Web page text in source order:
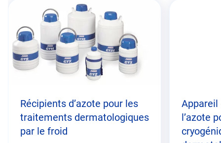
Récipients d’azote pour les
traitements dermatologiques
par le froid
l’azote